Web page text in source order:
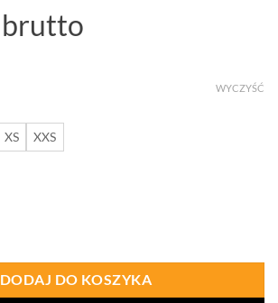
brutto
XS XXS
WYCZYŚĆ
DODAJ DO KOSZYKA